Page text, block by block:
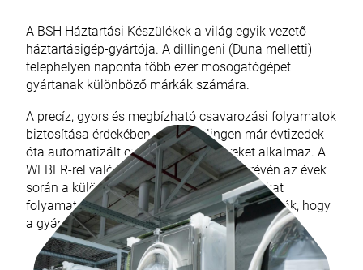
A BSH Háztartási Készülékek a világ egyik vezető
háztartásigép-gyártója. A dillingeni (Duna melletti)
telephelyen naponta több ezer mosogatógépet
gyártanak különböző márkák számára.
A precíz, gyors és megbízható csavarozási folyamatok
biztosítása érdekében a BSH Dillingen már évtizedek
óta automatizált csavarozórendszereket alkalmaz. A
WEBER-rel való szoros együttműködés révén az évek
során a különböző csavarozási folyamatokat
folyamatosan optimalizálták és automatizálták, hogy
a gyártás még hatékonyabbá váljon.